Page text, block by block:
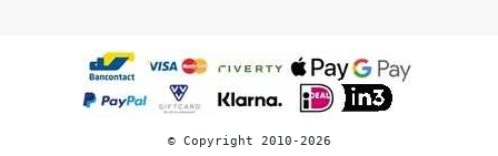
© Copyright 2010-2026